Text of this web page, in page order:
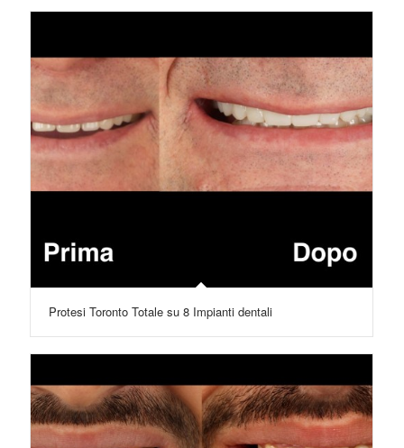
Protesi Toronto Totale su 8 Impianti dentali